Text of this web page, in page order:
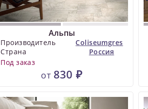
Альпы
Производитель
Coliseumgres
Страна
Россия
Под заказ
от 830 ₽